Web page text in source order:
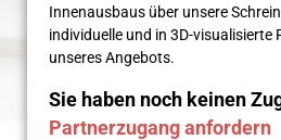
Innenausbaus über unsere
individuelle und in 3D-visualisierte
unseres Angebots.
Sie haben noch keinen
Partnerzugang anfordern